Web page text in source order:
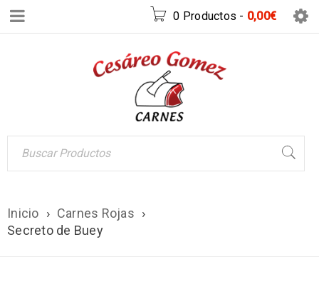
0 Productos - 0,00€
Inicio › Carnes Rojas ›
Secreto de Buey